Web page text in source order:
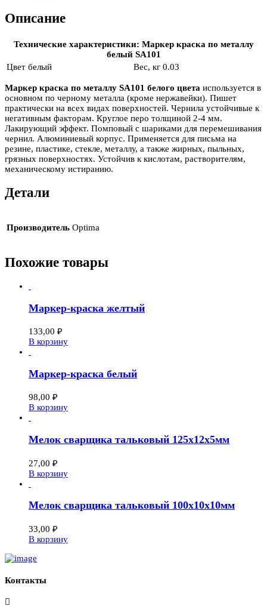
Описание
Технические характеристики: Маркер краска по металлу
белый SA101
Цвет белый Вес, кг 0.03
Маркер краска по металлу SA101 белого цвета используется в
основном по черному металла (кроме нержавейки). Пишет
практически на всех видах поверхностей. Чернила устойчивые к
негативным факторам. Круглое перо толщиной 2-4 мм.
Лакирующий эффект. Помповый с шариками для перемешивания
чернил. Алюминиевый корпус. Применяется для письма на
резине, пластике, стекле, металлу, а также жирных, пыльных,
грязных поверхностях. Устойчив к кислотам, растворителям,
механическому истиранию.
Детали
Производитель Optima
Похожие товары
Маркер-краска желтый
133,00 ₽
В корзину
Маркер-краска белый
98,00 ₽
В корзину
Мелок сварщика тальковый 125х12х5мм
27,00 ₽
В корзину
Мелок сварщика тальковый 100х10х10мм
33,00 ₽
В корзину
Контакты